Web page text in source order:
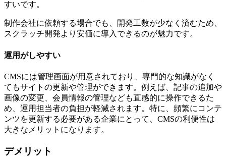
すいです。
制作会社に依頼する場合でも、開発工数が少なく済むため、
スクラッチ開発より安価に導入できるのが魅力です。
運用がしやすい
CMSには管理画面が用意されており、専門的な知識がなく
てもサイトの更新や管理ができます。例えば、記事の追加や
画像の変更、会員情報の管理なども直感的に操作できるた
め、運用担当者の負担が軽減されます。特に、頻繁にコンテ
ンツを更新する必要がある企業にとって、CMSの利便性は
大きなメリットになります。
デメリット